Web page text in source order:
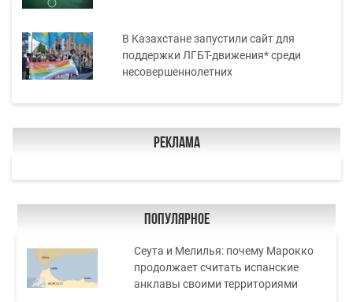
В Казахстане запустили сайт для
поддержки ЛГБТ-движения* среди
несовершеннолетних
Реклама
Популярное
Сеута и Мелилья: почему Марокко
продолжает считать испанские
анклавы своими территориями